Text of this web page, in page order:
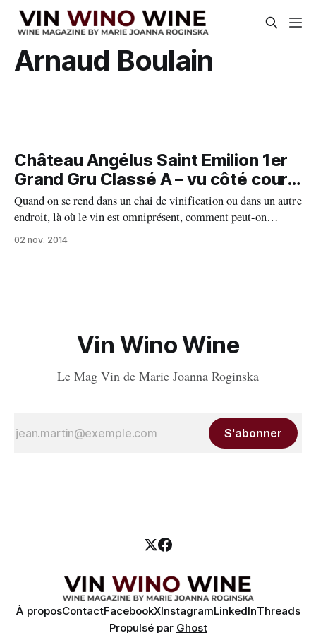
Arnaud Boulain
Château Angélus Saint Emilion 1er
Grand Gru Classé A – vu côté cour…
Quand on se rend dans un chai de vinification ou dans un autre
endroit, là où le vin est omniprésent, comment peut-on
aborder un sujet si technique comme le « génie climatique »
02 nov. 2014
Vin Wino Wine
Le Mag Vin de Marie Joanna Roginska
S'abonner
À proposContactFacebookXInstagramLinkedInThreads
Propulsé par Ghost